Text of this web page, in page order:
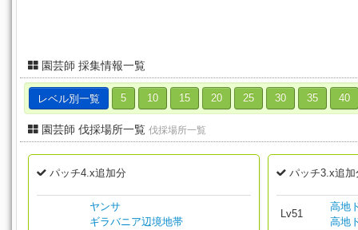
園芸師 採集情報一覧
レベル別一覧 5 10 15 20 25 30 35 40
園芸師 伐採場所一覧 伐採場所一覧
パッチ4.x追加分
ヤンサ
ギラバニア辺境地帯
パッチ3.x追加
Lv51
高地
高地